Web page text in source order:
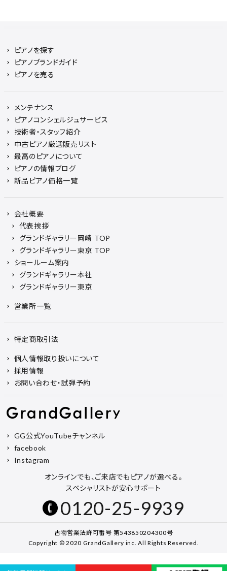
ピアノを探す
ピアノブランドガイド
ピアノを売る
メンテナンス
ピアノコンシェルジュサービス
技術者・スタッフ紹介
中古ピアノ厳選販売リスト
最高のピアノについて
ピアノの情報ブログ
新品ピアノ価格一覧
会社概要
代表挨拶
グランドギャラリー岡崎 TOP
グランドギャラリー東京 TOP
ショールーム案内
グランドギャラリー本社
グランドギャラリー東京
営業所一覧
特定商取引法
個人情報取り扱いについて
採用情報
お問い合わせ・試弾予約
GG公式YouTubeチャンネル
facebook
Instagram
オンラインでも、ご来店でもピアノが選べる。
スペシャリストが安心サポート
0120-25-9939
古物営業法許可番号 第543850204300号
Copyright © 2020 GrandGallery inc. All Rights Reserved.